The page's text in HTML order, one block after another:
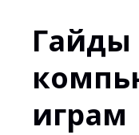
Гайды
играм